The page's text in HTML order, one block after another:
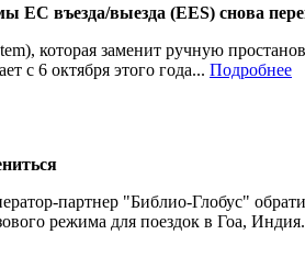
ЕС въезда/выезда (EES) снова
которая заменит ручную
с 6 октября этого года... Подробнее
партнер "Библио-Глобус"
режима для поездок в Гоа,